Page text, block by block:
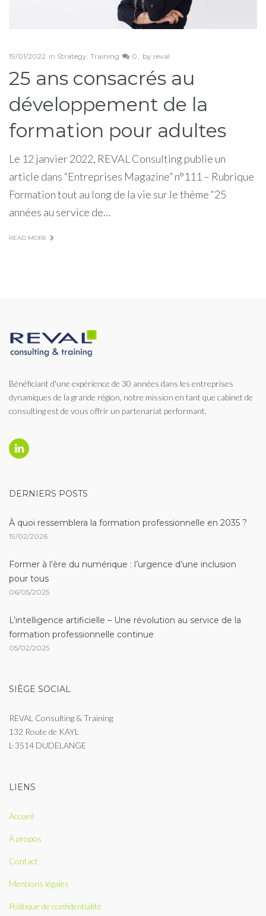
19/01/2022 in Strategy, Training 0 by reval
25 ans consacrés au
développement de la
formation pour adultes
Le 12 janvier 2022, REVAL Consulting publie un
article dans “Entreprises Magazine” n°111 – Rubrique
Formation tout au long de la vie sur le thème “25
années au service de…
READ MORE
Bénéficiant d'une expérience de 30 années dans les entreprises
dynamiques de la grande région, notre mission en tant que cabinet de
consulting est de vous offrir un partenariat performant.
DERNIERS POSTS
À quoi ressemblera la formation professionnelle en 2035 ?
19/02/2026
Former à l’ère du numérique : l’urgence d’une inclusion
pour tous
06/05/2025
L’intelligence artificielle – Une révolution au service de la
formation professionnelle continue
05/02/2025
SIÈGE SOCIAL
REVAL Consulting & Training
132 Route de KAYL
L-3514 DUDELANGE
LIENS
Accueil
À propos
Contact
Mentions légales
Politique de confidentialité